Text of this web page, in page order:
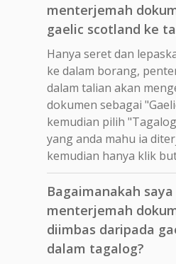
menterjemah
gaelic scotland ke
Hanya seret dan
ke dalam borang,
dalam talian akan
dokumen sebagai
kemudian pilih
yang anda mahu ia
kemudian hanya klik
Bagaimanakah
menterjemah
diimbas daripada
dalam tagalog?